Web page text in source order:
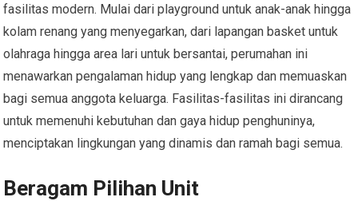
fasilitas modern. Mulai dari playground untuk anak-anak hingga
kolam renang yang menyegarkan, dari lapangan basket untuk
olahraga hingga area lari untuk bersantai, perumahan ini
menawarkan pengalaman hidup yang lengkap dan memuaskan
bagi semua anggota keluarga. Fasilitas-fasilitas ini dirancang
untuk memenuhi kebutuhan dan gaya hidup penghuninya,
menciptakan lingkungan yang dinamis dan ramah bagi semua.
Beragam Pilihan Unit